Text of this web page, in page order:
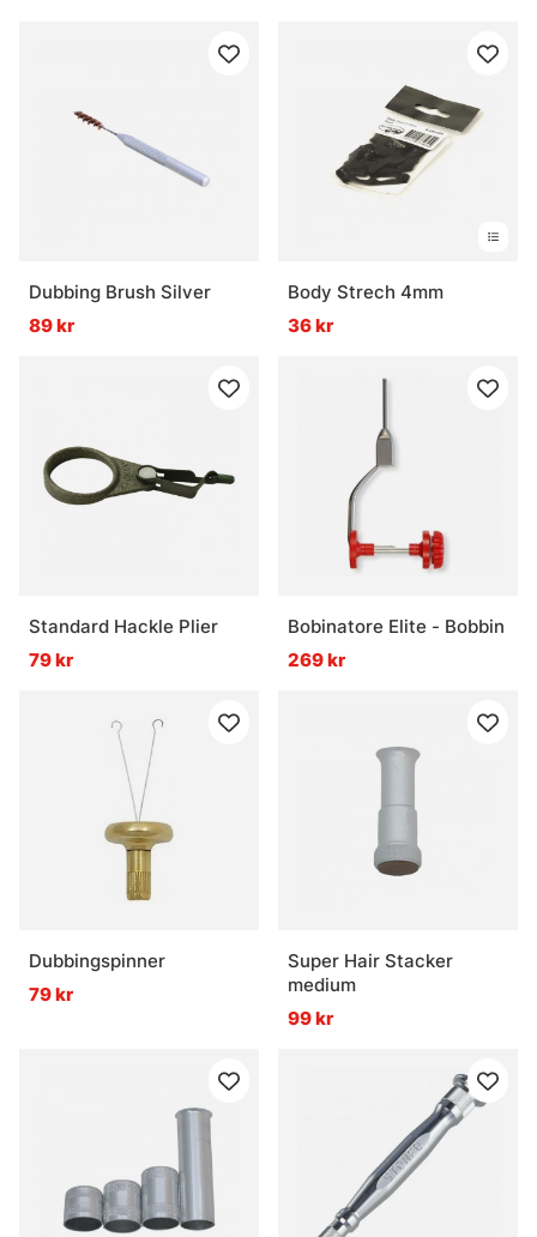
Dubbing Brush Silver
89 kr
Body Strech 4mm
36 kr
Standard Hackle Plier
79 kr
Bobinatore Elite - Bobbin
269 kr
Dubbingspinner
79 kr
Super Hair Stacker
medium
99 kr